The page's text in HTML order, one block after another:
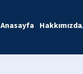
Anasayfa Hakkımızda